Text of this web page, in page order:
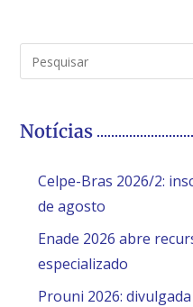
Notícias
Celpe-Bras 2026/2:
de agosto
Enade 2026 abre
especializado
Prouni 2026: